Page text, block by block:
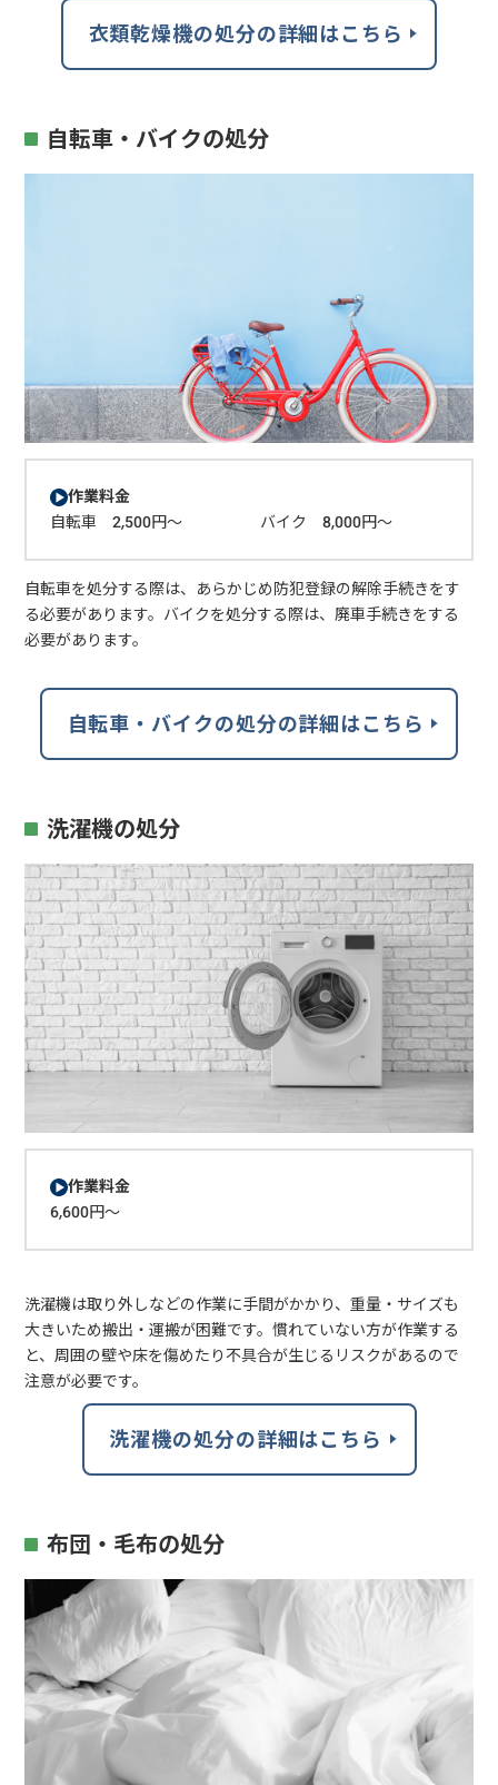
衣類乾燥機の処分の詳細はこちら
自転車・バイクの処分
作業料金
自転車 2,500円～ バイク 8,000円～
自転車を処分する際は、あらかじめ防犯登録の解除手続きをす
る必要があります。バイクを処分する際は、廃車手続きをする
必要があります。
自転車・バイクの処分の詳細はこちら
洗濯機の処分
作業料金
6,600円～
洗濯機は取り外しなどの作業に手間がかかり、重量・サイズも
大きいため搬出・運搬が困難です。慣れていない方が作業する
と、周囲の壁や床を傷めたり不具合が生じるリスクがあるので
注意が必要です。
洗濯機の処分の詳細はこちら
布団・毛布の処分